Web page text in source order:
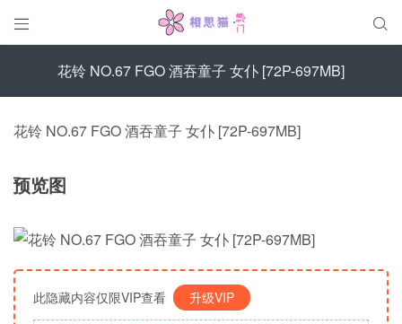
 
花铃 NO.67 FGO 酒吞童子 女仆 [72P-697MB]
花铃 NO.67 FGO 酒吞童子 女仆 [72P-697MB]
预览图
此隐藏内容仅限VIP查看 升级VIP